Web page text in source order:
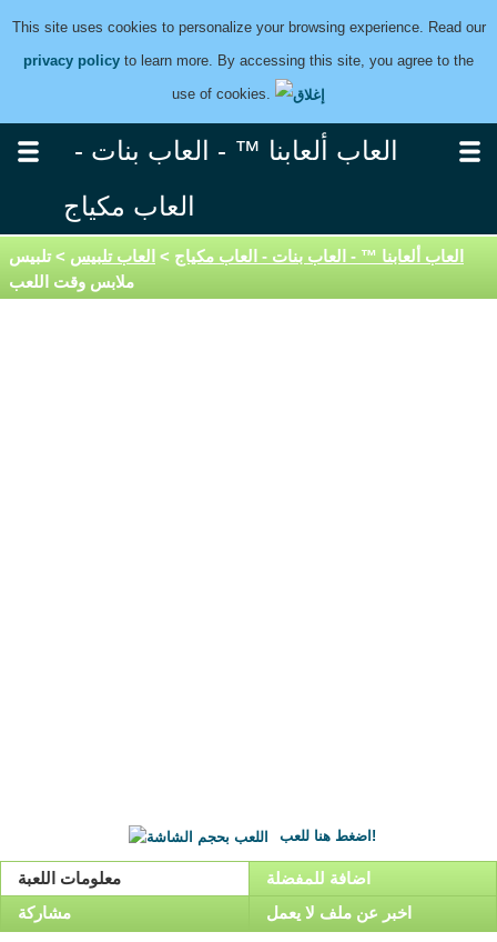
This site uses cookies to personalize your browsing experience. Read our
privacy policy to learn more. By accessing this site, you agree to the
use of cookies.
العاب ألعابنا ™ - العاب بنات -
العاب مكياج
العاب ألعابنا ™ - العاب بنات - العاب مكياج > العاب تلبيس > تلبيس
ملابس وقت اللعب
اضغط هنا للعب!
معلومات اللعبة
اضافة للمفضلة
مشاركة
اخبر عن ملف لا يعمل